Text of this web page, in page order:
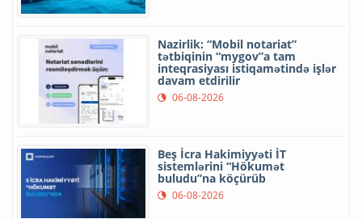
Nazirlik: “Mobil notariat”
tətbiqinin “mygov”a tam
inteqrasiyası istiqamətində işlər
davam etdirilir
06-08-2026
Beş İcra Hakimiyyəti İT
sistemlərini “Hökumət
buludu”na köçürüb
06-08-2026